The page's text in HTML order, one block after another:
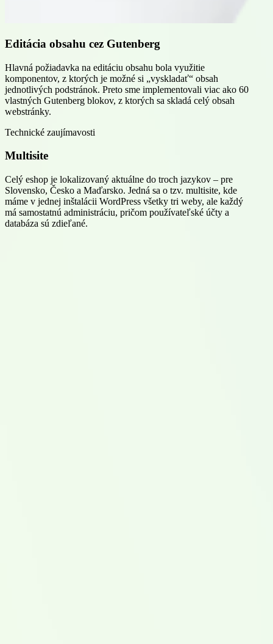
Editácia obsahu cez Gutenberg
Hlavná požiadavka na editáciu obsahu bola využitie
komponentov, z ktorých je možné si „vyskladať“ obsah
jednotlivých podstránok. Preto sme implementovali viac ako 60
vlastných Gutenberg blokov, z ktorých sa skladá celý obsah
webstránky.
Technické zaujímavosti
Multisite
Celý eshop je lokalizovaný aktuálne do troch jazykov – pre
Slovensko, Česko a Maďarsko. Jedná sa o tzv. multisite, kde
máme v jednej inštalácii WordPress všetky tri weby, ale každý
má samostatnú administráciu, pričom používateľské účty a
databáza sú zdieľané.